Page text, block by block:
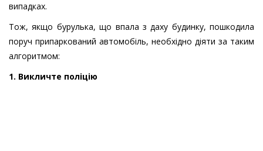
випадках.
Тож, якщо бурулька, що впала з даху будинку, пошкодила
поруч припаркований автомобіль, необхідно діяти за таким
алгоритмом:
1. Викличте поліцію